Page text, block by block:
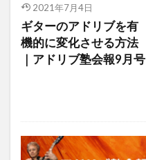
2021年7月4日
ギターのアドリブを有
機的に変化させる方法
｜アドリブ塾会報9月号